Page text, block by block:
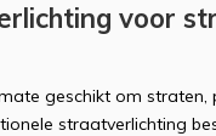
voor
geschikt om
straatverlichting